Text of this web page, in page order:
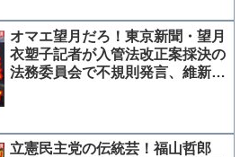
徳永エリ参議院議員が21日の予算委員会
で問題視しています。...
オマエ望月だろ！東京新聞・望月
衣塑子記者が入管法改正案採決の
法務委員会で不規則発言、維新・
立憲民主党の伝統芸！福山哲郎